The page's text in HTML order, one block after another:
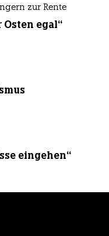
zur Rente
Osten egal“
eingehen“